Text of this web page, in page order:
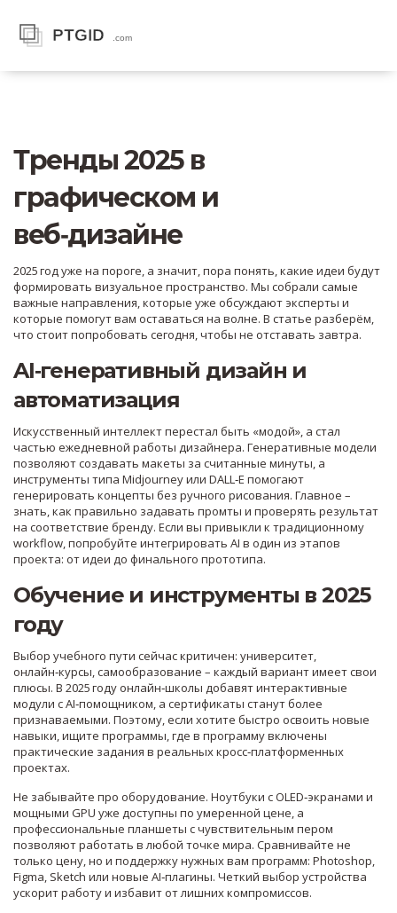
Тренды 2025 в
графическом и
веб‑дизайне
2025 год уже на пороге, а значит, пора понять, какие идеи будут
формировать визуальное пространство. Мы собрали самые
важные направления, которые уже обсуждают эксперты и
которые помогут вам оставаться на волне. В статье разберём,
что стоит попробовать сегодня, чтобы не отставать завтра.
AI‑генеративный дизайн и
автоматизация
Искусственный интеллект перестал быть «модой», а стал
частью ежедневной работы дизайнера. Генеративные модели
позволяют создавать макеты за считанные минуты, а
инструменты типа Midjourney или DALL‑E помогают
генерировать концепты без ручного рисования. Главное –
знать, как правильно задавать промты и проверять результат
на соответствие бренду. Если вы привыкли к традиционному
workflow, попробуйте интегрировать AI в один из этапов
проекта: от идеи до финального прототипа.
Обучение и инструменты в 2025
году
Выбор учебного пути сейчас критичен: университет,
онлайн‑курсы, самообразование – каждый вариант имеет свои
плюсы. В 2025 году онлайн‑школы добавят интерактивные
модули с AI‑помощником, а сертификаты станут более
признаваемыми. Поэтому, если хотите быстро освоить новые
навыки, ищите программы, где в программу включены
практические задания в реальных кросс‑платформенных
проектах.
Не забывайте про оборудование. Ноутбуки с OLED‑экранами и
мощными GPU уже доступны по умеренной цене, а
профессиональные планшеты с чувствительным пером
позволяют работать в любой точке мира. Сравнивайте не
только цену, но и поддержку нужных вам программ: Photoshop,
Figma, Sketch или новые AI‑плагины. Четкий выбор устройства
ускорит работу и избавит от лишних компромиссов.